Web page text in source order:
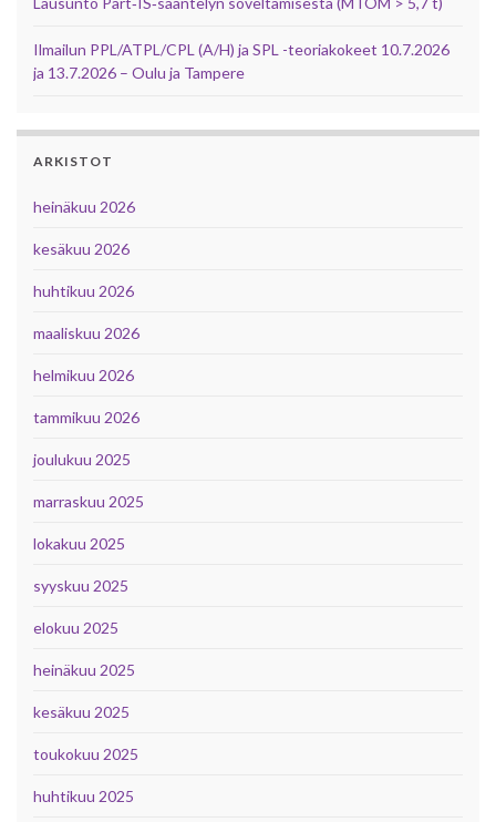
Ilmailun PPL/ATPL/CPL (A/H) ja SPL -teoriakokeet 10.7.2026
ja 13.7.2026 – Oulu ja Tampere
ARKISTOT
heinäkuu 2026
kesäkuu 2026
huhtikuu 2026
maaliskuu 2026
helmikuu 2026
tammikuu 2026
joulukuu 2025
marraskuu 2025
lokakuu 2025
syyskuu 2025
elokuu 2025
heinäkuu 2025
kesäkuu 2025
toukokuu 2025
huhtikuu 2025